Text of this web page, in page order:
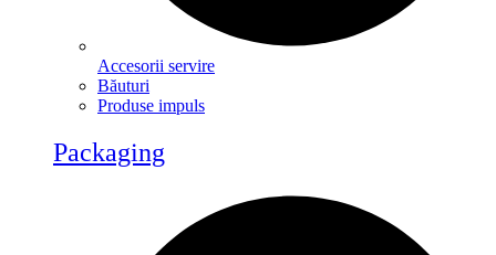
Accesorii servire
Băuturi
Produse impuls
Packaging